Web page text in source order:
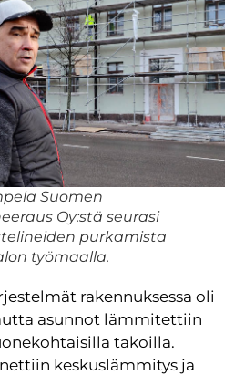
Suomen
Oy:stä seurasi
purkamista
työmaalla.
rakennuksessa oli
asunnot lämmitettiin
takoilla.
keskuslämmitys ja